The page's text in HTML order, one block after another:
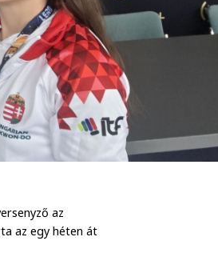
az
az egy héten át